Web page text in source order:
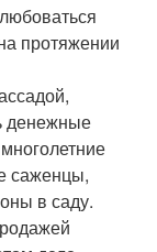
протяжении
денежные
саженцы,
в саду.